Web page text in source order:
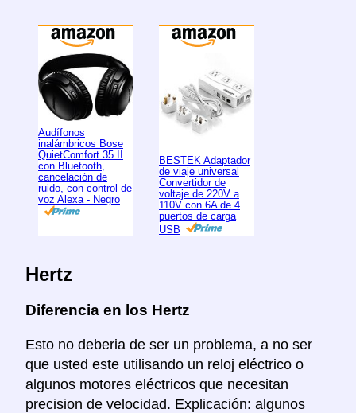
Audífonos
inalámbricos Bose
QuietComfort 35 II
con Bluetooth,
cancelación de
ruido, con control de
voz Alexa - Negro
BESTEK Adaptador
de viaje universal
Convertidor de
voltaje de 220V a
110V con 6A de 4
puertos de carga
USB
Hertz
Diferencia en los Hertz
Esto no deberia de ser un problema, a no ser
que usted este utilisando un reloj eléctrico o
algunos motores eléctricos que necesitan
precision de velocidad. Explicación: algunos